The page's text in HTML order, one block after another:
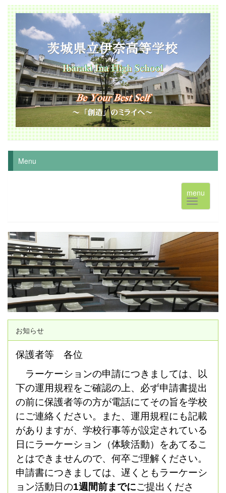
Menu
menu
お知らせ
保護者等 各位
ラーケーションの申請につきましては、以
下の運用規程をご確認の上、必ず申請書提出
の前に保護者等の方が電話にてその旨を学校
にご連絡ください。また、運用規程にも記載
がありますが、学校行事等が設定されている
日にラーケーション（体験活動）をあてるこ
とはできませんので、何卒ご理解ください。
申請書につきましては、遅くともラーケーシ
ョン活動日の1週間前までにご提出くださ